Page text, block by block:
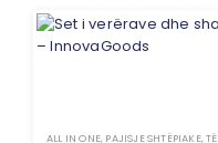
ALL IN ONE, PAJISJE SHTËPIAKE,TË GJITHA